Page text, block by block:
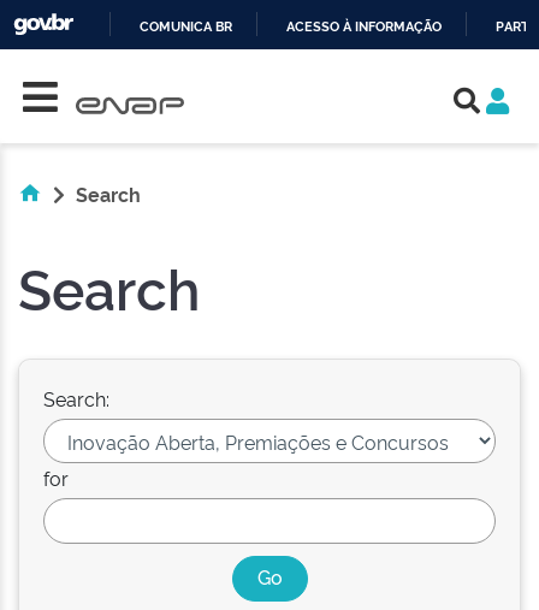
COMUNICA BR ACESSO À INFORMAÇÃO
Search
Search
Search:
for